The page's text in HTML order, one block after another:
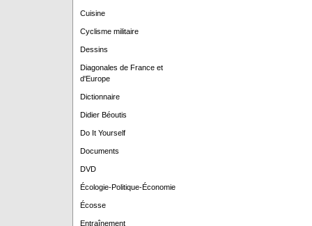
Cuisine
Cyclisme militaire
Dessins
Diagonales de France et
d'Europe
Dictionnaire
Didier Béoutis
Do It Yourself
Documents
DVD
Écologie-Politique-Économie
Écosse
Entraînement